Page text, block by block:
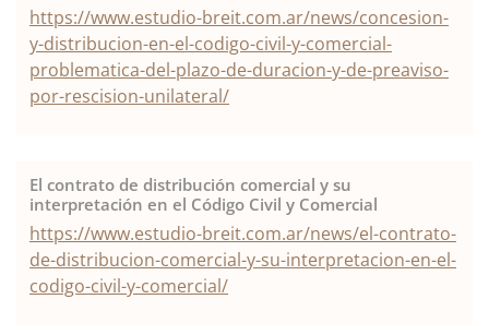
https://www.estudio-breit.com.ar/news/concesion-
y-distribucion-en-el-codigo-civil-y-comercial-
problematica-del-plazo-de-duracion-y-de-preaviso-
por-rescision-unilateral/
El contrato de distribución comercial y su
interpretación en el Código Civil y Comercial
https://www.estudio-breit.com.ar/news/el-contrato-
de-distribucion-comercial-y-su-interpretacion-en-el-
codigo-civil-y-comercial/